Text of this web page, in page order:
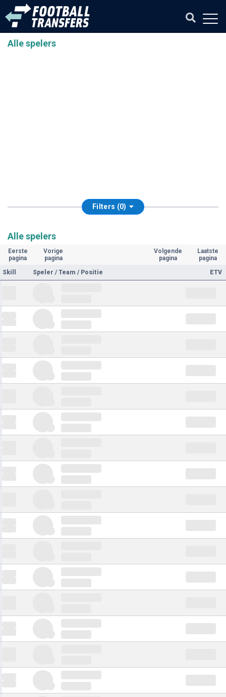
Alle spelers
Filters (0)
Alle spelers
Eerste
pagina
Vorige
pagina
Volgende
pagina
Laatste
pagina
Skill
Speler / Team / Positie ETV